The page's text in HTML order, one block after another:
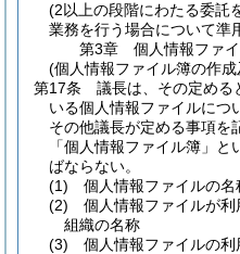
(2以上の段階にわたる委託
業務を行う場合について準
第3章
個人情報ファ
(個人情報ファイル簿の作
第17条
議長は、その定める
いる個人情報ファイルにつ
その他議長が定める事項を
「個人情報ファイル簿」と
ばならない。
(1)
個人情報ファイルの名
(2)
個人情報ファイルが
組織の名称
(3)
個人情報ファイルの利